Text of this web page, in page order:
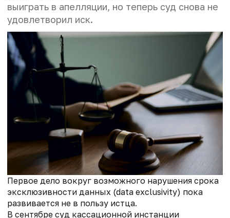
выиграть в апелляции, но теперь суд снова не
удовлетворил иск.
Первое дело вокруг возможного нарушения срока
эксклюзивности данных (data exclusivity) пока
развивается не в пользу истца.
В сентябре суд кассационной инстанции